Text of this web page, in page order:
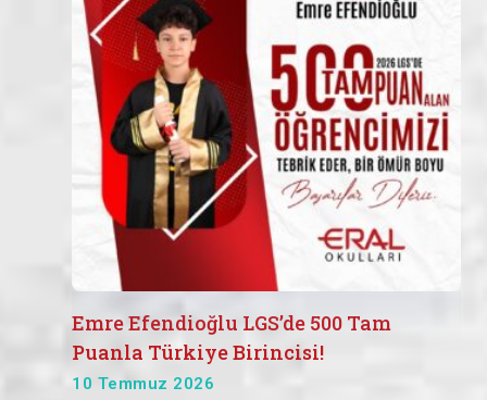
Emre Efendioğlu LGS’de 500 Tam
Puanla Türkiye Birincisi!
10 Temmuz 2026